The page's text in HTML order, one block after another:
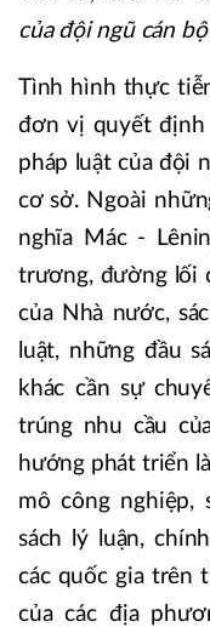
của đội ngũ cán
Tình hình thực
đơn vị quyết định
pháp luật của đội
cơ sở. Ngoài
nghĩa Mác -
trương, đường lối
của Nhà nước,
luật, những đầu
khác cần sự
trúng nhu cầu
hướng phát triển
mô công nghiệp,
sách lý luận,
các quốc gia trên
của các địa